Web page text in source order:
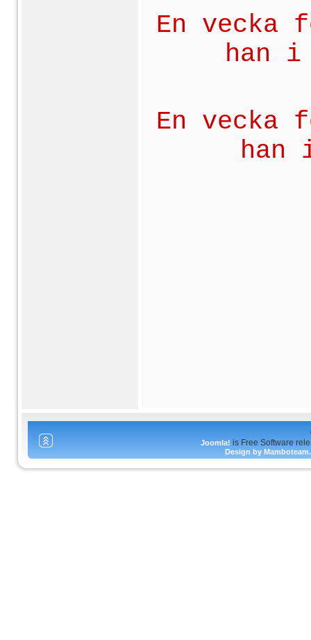
En vecka
han i
En vecka
han
Joomla! is Free Software
Design by